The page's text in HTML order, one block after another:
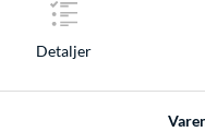
Detaljer